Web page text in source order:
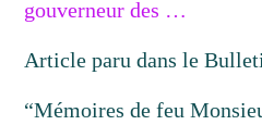
gouverneur des …
Article paru dans le
“Mémoires de feu